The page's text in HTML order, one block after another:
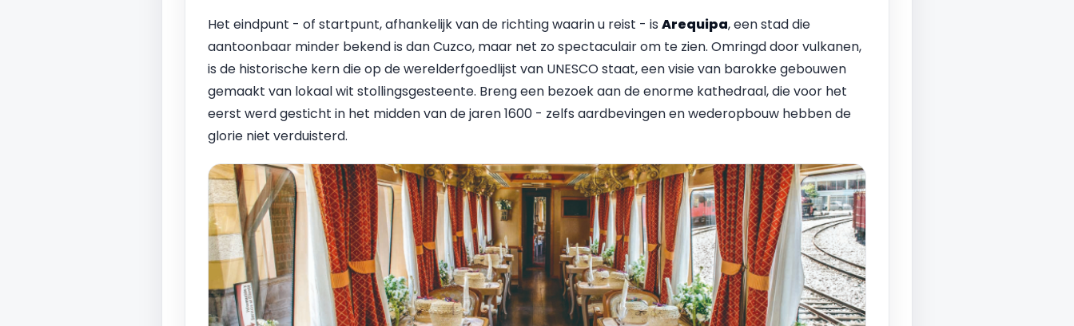
Het eindpunt - of startpunt, afhankelijk van de richting waarin u reist - is Arequipa, een stad die
aantoonbaar minder bekend is dan Cuzco, maar net zo spectaculair om te zien. Omringd door vulkanen,
is de historische kern die op de werelderfgoedlijst van UNESCO staat, een visie van barokke gebouwen
gemaakt van lokaal wit stollingsgesteente. Breng een bezoek aan de enorme kathedraal, die voor het
eerst werd gesticht in het midden van de jaren 1600 - zelfs aardbevingen en wederopbouw hebben de
glorie niet verduisterd.